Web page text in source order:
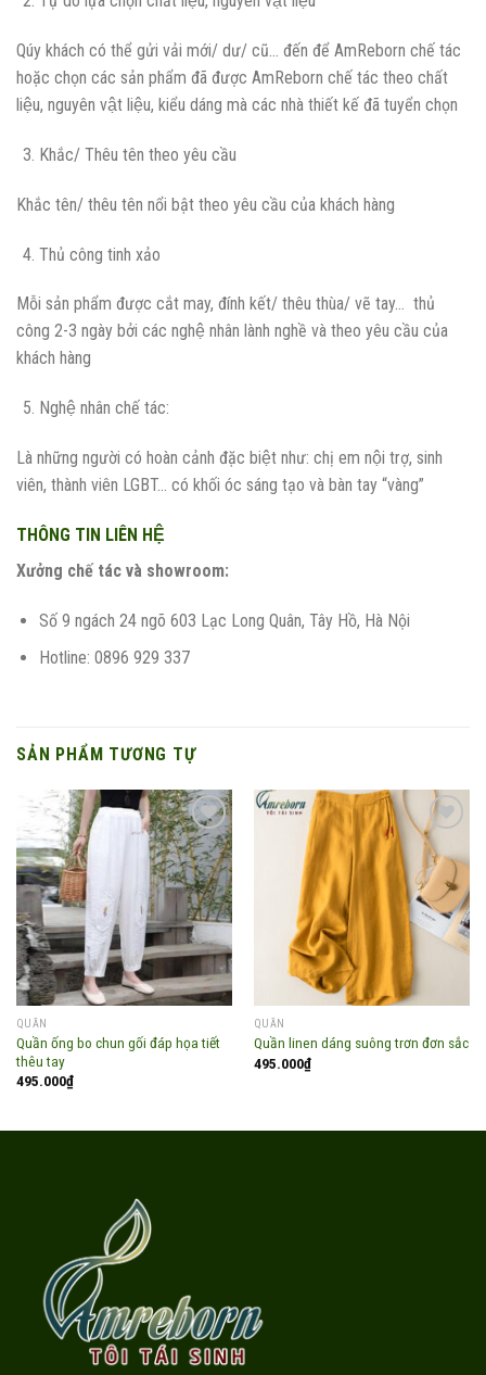
Qúy khách có thể gửi vải mới/ dư/ cũ… đến để AmReborn chế tác
hoặc chọn các sản phẩm đã được AmReborn chế tác theo chất
liệu, nguyên vật liệu, kiểu dáng mà các nhà thiết kế đã tuyển chọn
Khắc/ Thêu tên theo yêu cầu
Khắc tên/ thêu tên nổi bật theo yêu cầu của khách hàng
Thủ công tinh xảo
Mỗi sản phẩm được cắt may, đính kết/ thêu thùa/ vẽ tay… thủ
công 2-3 ngày bởi các nghệ nhân lành nghề và theo yêu cầu của
khách hàng
Nghệ nhân chế tác:
Là những người có hoàn cảnh đặc biệt như: chị em nội trợ, sinh
viên, thành viên LGBT… có khối óc sáng tạo và bàn tay “vàng”
THÔNG TIN LIÊN HỆ
Xưởng chế tác và showroom:
Số 9 ngách 24 ngõ 603 Lạc Long Quân, Tây Hồ, Hà Nội
Hotline: 0896 929 337
SẢN PHẨM TƯƠNG TỰ
Add to
wishlist
QUẦN
Quần ống bo chun gối đáp họa tiết
thêu tay
495.000₫
Add to
wishlist
QUẦN
Quần linen dáng suông trơn đơn sắc
495.000₫